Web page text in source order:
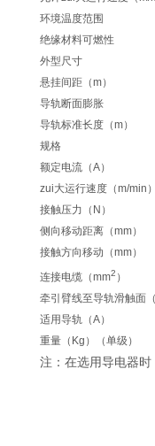
环境温度范围
绝缘材料可燃性
外型尺寸
悬挂间距（m）
导轨断面膨胀
导轨标准长度（m）
规格
额定电流（A）
zui大运行速度（m/min
接触压力（N）
侧向移动距离（mm）
接触方向移动（mm）
连接电缆（mm2 ）
牵引臂线至导轨滑触面
适用导轨（A）
重量（Kg）（单级）
注：在选用导电器